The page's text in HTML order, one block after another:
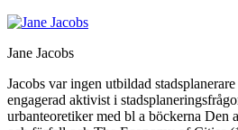
Jane Jacobs
Jacobs var ingen utbildad
engagerad aktivist i
urbanteoretiker med bl a böckerna Den